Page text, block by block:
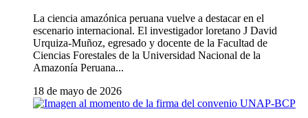
La ciencia amazónica peruana vuelve a destacar en el
escenario internacional. El investigador loretano J David
Urquiza-Muñoz, egresado y docente de la Facultad de
Ciencias Forestales de la Universidad Nacional de la
Amazonía Peruana...
18 de mayo de 2026